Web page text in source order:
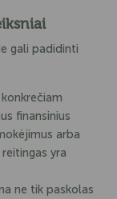
gali padidinti
finansinius
arba
yra
ne tik paskolas